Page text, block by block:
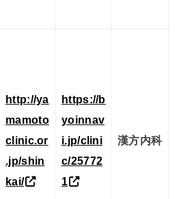
http://ya
mamoto
clinic.or
.jp/shin
kai/
https://b
yoinnav
i.jp/clini
c/25772
1
漢方内科